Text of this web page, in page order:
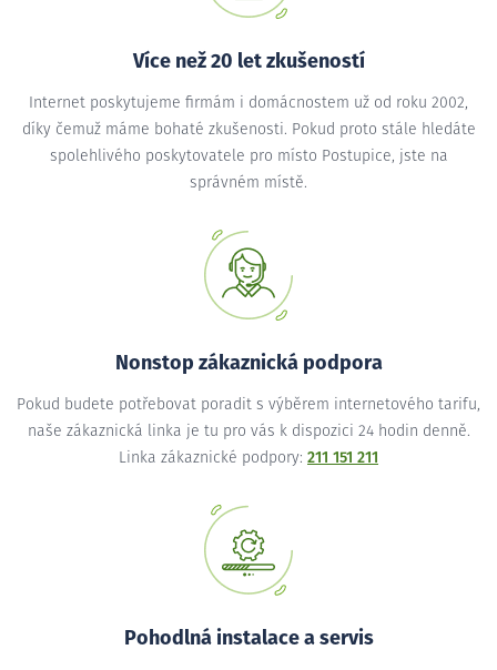
Více než 20 let zkušeností
Internet poskytujeme firmám i domácnostem už od roku 2002,
díky čemuž máme bohaté zkušenosti. Pokud proto stále hledáte
spolehlivého poskytovatele pro místo Postupice, jste na
správném místě.
Nonstop zákaznická podpora
Pokud budete potřebovat poradit s výběrem internetového tarifu,
naše zákaznická linka je tu pro vás k dispozici 24 hodin denně.
Linka zákaznické podpory: 211 151 211
Pohodlná instalace a servis